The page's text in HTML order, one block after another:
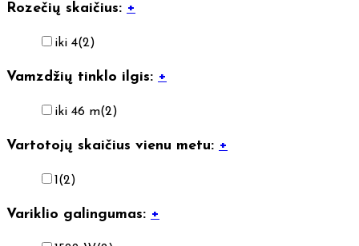
Rozečių skaičius: +
iki 4(2)
Vamzdžių tinklo ilgis: +
iki 46 m(2)
Vartotojų skaičius vienu metu: +
1(2)
Variklio galingumas: +